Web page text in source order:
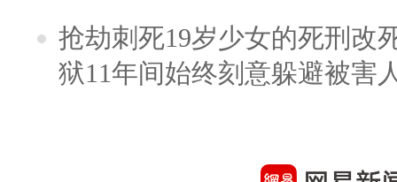
抢劫刺死19岁少女的死刑改
狱11年间始终刻意躲避被害